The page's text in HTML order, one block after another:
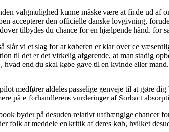
valgmulighed kunne måske være at finde ud af
accepterer den officielle danske lovgivning,
tilbydes du chance for en hjælpende hånd, for
slår vi et slag for at køberen er klar over de
til det er det virkelig afgørende, at man stadig
hvad end du skal købe gave til en kvinde eller mand.
medfører aldeles passelige genveje til at gøre
på e-forhandlerens vurderinger af Sorbact
byder på desuden relativt uafhængige chancer
folk at meddele en kritik af deres køb, hvilket